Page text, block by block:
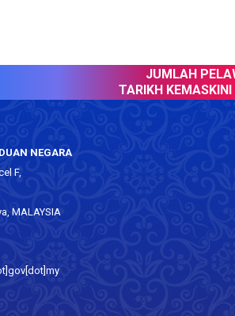
JUMLAH
TARIKH KEMASKINI :
NEGARA
F,
MALAYSIA